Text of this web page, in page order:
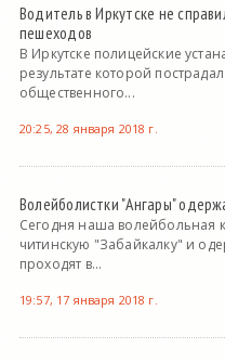
Водитель в Иркутске не
пешеходов
В Иркутске полицейские
результате которой
общественного...
20:25, 28 января 2018 г.
Волейболистки "Ангары"
Сегодня наша волейбольная
читинскую "Забайкалку" и
проходят в...
19:57, 17 января 2018 г.